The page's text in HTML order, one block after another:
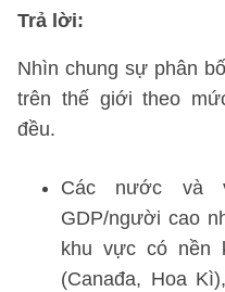
Trả lời:
Nhìn chung sự phân
trên thế giới theo
đều.
Các nước và
GDP/người cao
khu vực có nền
(Canađa, Hoa